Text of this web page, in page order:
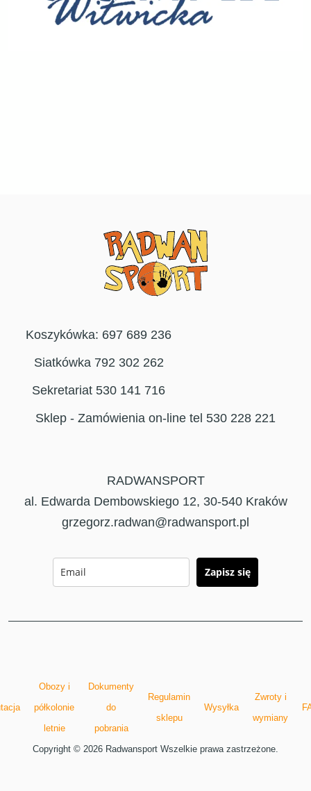
Koszykówka: 697 689 236
Siatkówka 792 302 262
Sekretariat 530 141 716
Sklep - Zamówienia on-line tel 530 228 221
RADWANSPORT
al. Edwarda Dembowskiego 12, 30-540 Kraków
grzegorz.radwan@radwansport.pl
Zapisz się
Obozy i
półkolonie
letnie
Dokumenty
do
pobrania
Regulamin
sklepu
Wysyłka
Zwroty i
wymiany
Copyright © 2026 Radwansport Wszelkie prawa zastrzeżone.